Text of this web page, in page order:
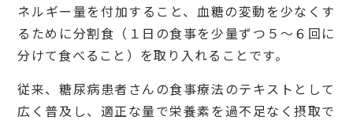
ネルギー量を付加すること、血糖の変動を少なくす
るために分割食（１日の食事を少量ずつ５〜６回に
分けて食べること）を取り入れることです。
従来、糖尿病患者さんの食事療法のテキストとして
広く普及し、適正な量で栄養素を過不足なく摂取で